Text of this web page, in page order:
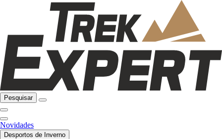
Pesquisar
Novidades
Desportos de Inverno